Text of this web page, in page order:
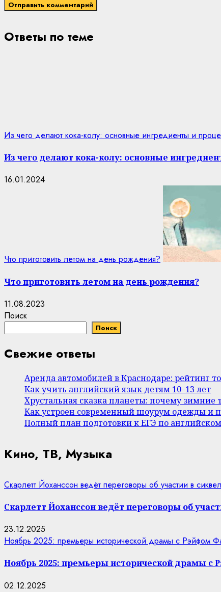
Ответы по теме
Из чего делают кока-колу: основные ингредиенты и
Из чего делают кока-колу: основные
16.01.2024
Что приготовить летом на день рождения?
Что приготовить летом на день рождения?
11.08.2023
Поиск
Поиск
Свежие ответы
Аренда автомобилей в Краснодаре: рейтинг
Как учить английский язык детям 10–13 лет
Хрустальная сказка планеты: почему
Как устроен современный шоурум одежды и
Полный план подготовки к ЕГЭ по
Кино, ТВ, Музыка
Скарлетт Йоханссон ведёт переговоры об участии в
Скарлетт Йоханссон ведёт переговоры об
23.12.2025
Ноябрь 2025: премьеры исторической драмы с Рэйфом
Ноябрь 2025: премьеры исторической драмы
02.12.2025